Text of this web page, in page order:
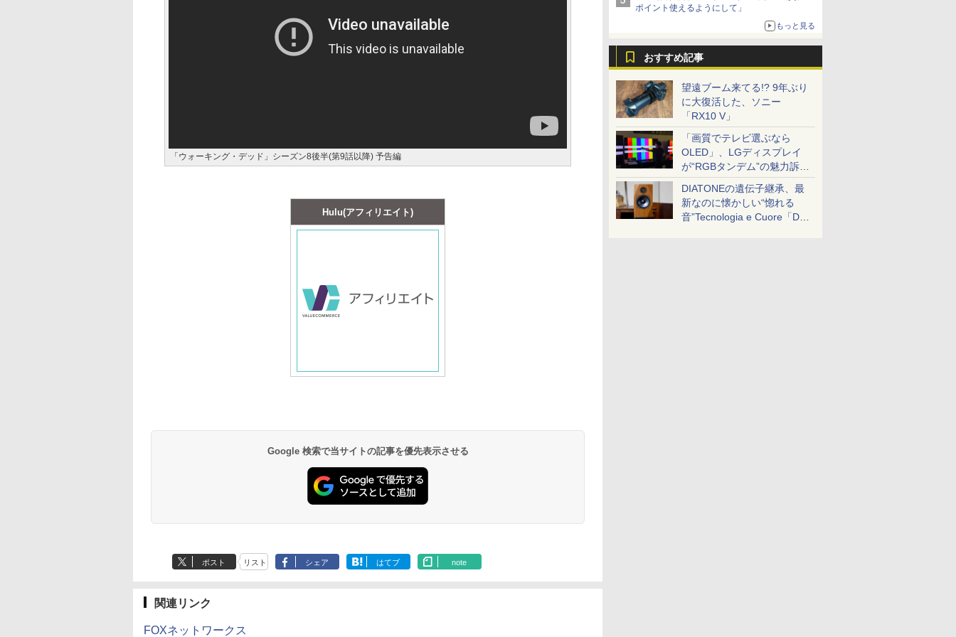
ポイント使えるようにして」
もっと見る
おすすめ記事
望遠ブーム来てる!? 9年ぶり
に大復活した、ソニー
「RX10 V」
「画質でテレビ選ぶなら
OLED」、LGディスプレイ
が“RGBタンデム”の魅力訴
求。液晶とのガチ比較も
DIATONEの遺伝子継承、最
新なのに懐かしい“惚れる
音”Tecnologia e Cuore「DS-
「ウォーキング・デッド」シーズン8後半(第9話以降) 予告編
Hulu(アフィリエイト)
Google 検索で当サイトの記事を優先表示させる
ポスト リスト シェア はてブ note
関連リンク
FOXネットワークス